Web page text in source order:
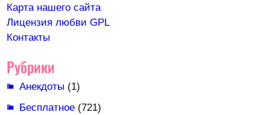
Карта нашего сайта
Лицензия любви GPL
Контакты
Рубрики
Анекдоты (1)
Бесплатное(721)